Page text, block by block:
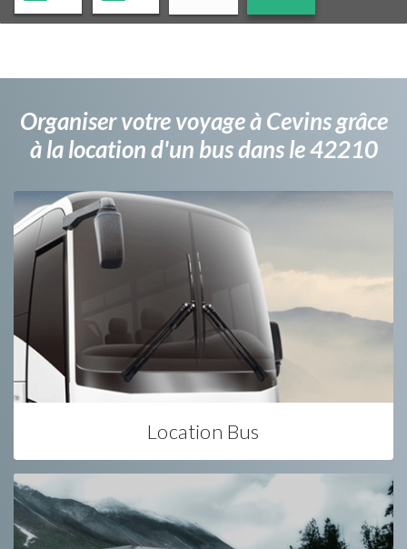
Organiser votre voyage à Cevins grâce
à la location d'un bus dans le 42210
Location Bus